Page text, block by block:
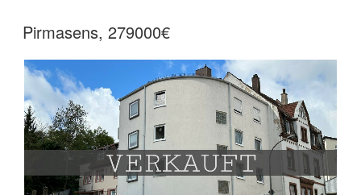
Pirmasens, 279000€